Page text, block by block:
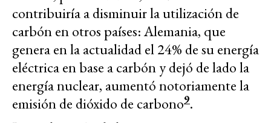
contribuiría a disminuir la utilización de
carbón en otros países: Alemania, que
genera en la actualidad el 24% de su energía
eléctrica en base a carbón y dejó de lado la
energía nuclear, aumentó notoriamente la
emisión de dióxido de carbono9.